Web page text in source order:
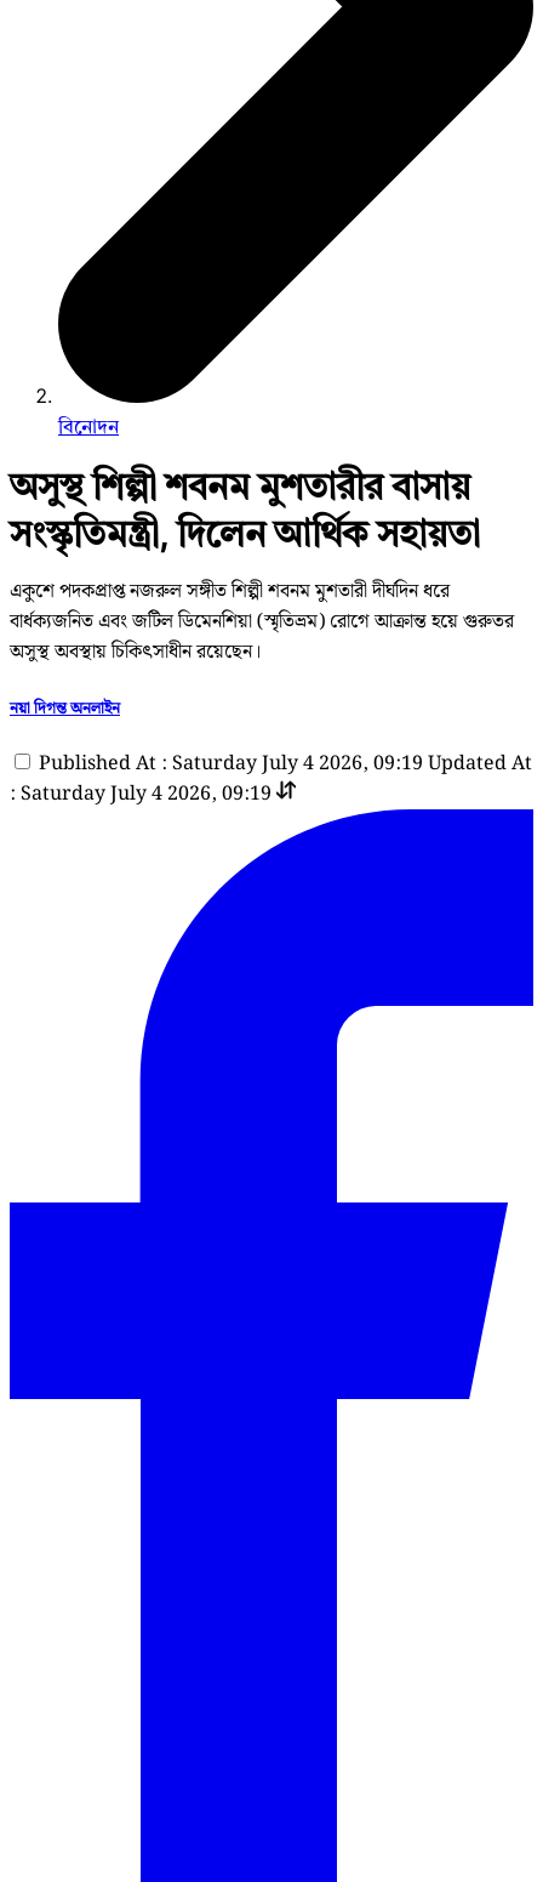
বিনোদন
অসুস্থ শিল্পী শবনম মুশতারীর বাসায়
সংস্কৃতিমন্ত্রী, দিলেন আর্থিক সহায়তা
একুশে পদকপ্রাপ্ত নজরুল সঙ্গীত শিল্পী শবনম মুশতারী দীর্ঘদিন ধরে
বার্ধক্যজনিত এবং জটিল ডিমেনশিয়া (স্মৃতিভ্রম) রোগে আক্রান্ত হয়ে গুরুতর
অসুস্থ অবস্থায় চিকিৎসাধীন রয়েছেন।
নয়া দিগন্ত অনলাইন
Published At : Saturday July 4 2026, 09:19 Updated At
: Saturday July 4 2026, 09:19